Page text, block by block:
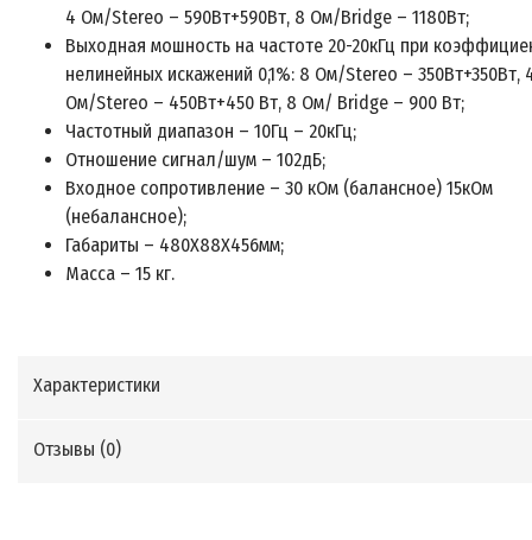
4 Ом/Stereo – 590Вт+590Вт, 8 Ом/Bridge – 1180Вт;
Выходная мошность на частоте 20-20кГц при
нелинейных искажений 0,1%: 8 Ом/Stereo – 350Вт+350Вт,
Ом/Stereo – 450Вт+450 Вт, 8 Ом/ Bridge – 900 Вт;
Частотный диапазон – 10Гц – 20кГц;
Отношение сигнал/шум – 102дБ;
Входное сопротивление – 30 кОм (балансное) 15кОм
(небалансное);
Габариты – 480Х88Х456мм;
Масса – 15 кг.
Характеристики
Отзывы (0)